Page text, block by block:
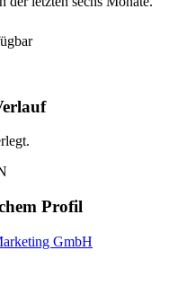
Profil
GmbH